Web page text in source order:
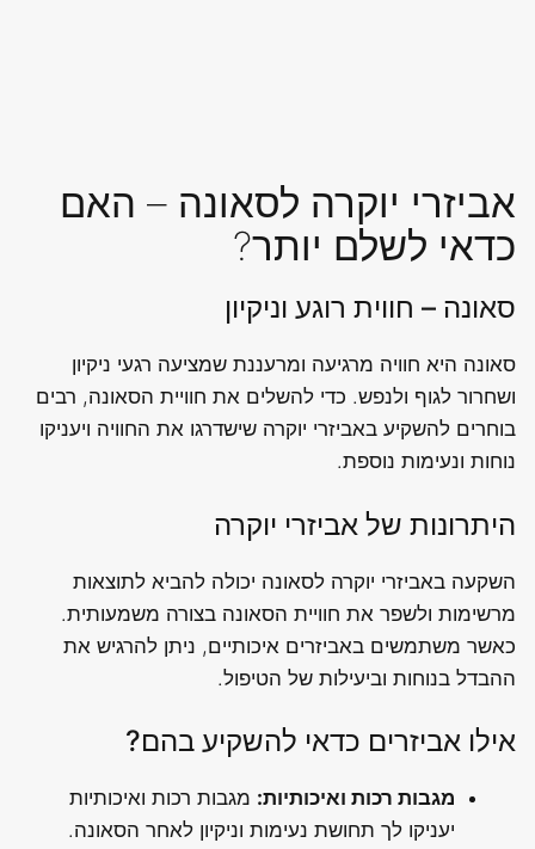
אביזרי יוקרה לסאונה – האם
כדאי לשלם יותר?
סאונה – חווית רוגע וניקיון
סאונה היא חוויה מרגיעה ומרעננת שמציעה רגעי ניקיון
ושחרור לגוף ולנפש. כדי להשלים את חוויית הסאונה, רבים
בוחרים להשקיע באביזרי יוקרה שישדרגו את החוויה ויעניקו
נוחות ונעימות נוספת.
היתרונות של אביזרי יוקרה
השקעה באביזרי יוקרה לסאונה יכולה להביא לתוצאות
מרשימות ולשפר את חוויית הסאונה בצורה משמעותית.
כאשר משתמשים באביזרים איכותיים, ניתן להרגיש את
ההבדל בנוחות וביעילות של הטיפול.
אילו אביזרים כדאי להשקיע בהם?
מגבות רכות ואיכותיות: מגבות רכות ואיכותיות
יעניקו לך תחושת נעימות וניקיון לאחר הסאונה.